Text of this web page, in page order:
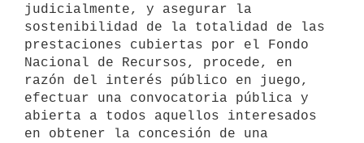
judicialmente, y asegurar la
sostenibilidad de la totalidad de las
prestaciones cubiertas por el Fondo
Nacional de Recursos, procede, en
razón del interés público en juego,
efectuar una convocatoria pública y
abierta a todos aquellos interesados
en obtener la concesión de una